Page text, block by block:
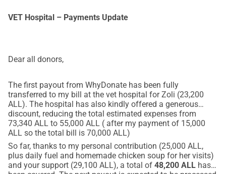
VET Hospital – Payments Update
Dear all donors,
The first payout from WhyDonate has been fully
transferred to my bill at the vet hospital for Zoli (23,200
ALL). The hospital has also kindly offered a generous
discount, reducing the total estimated expenses from
73,340 ALL to 55,000 ALL ( after my payment of 15,000
ALL so the total bill is 70,000 ALL)
So far, thanks to my personal contribution (25,000 ALL,
plus daily fuel and homemade chicken soup for her visits)
and your support (29,100 ALL), a total of 48,200 ALL has